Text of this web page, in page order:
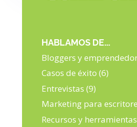
HABLAMOS DE...
Bloggers y
Casos de éxito (6)
Entrevistas (9)
Marketing para
Recursos y